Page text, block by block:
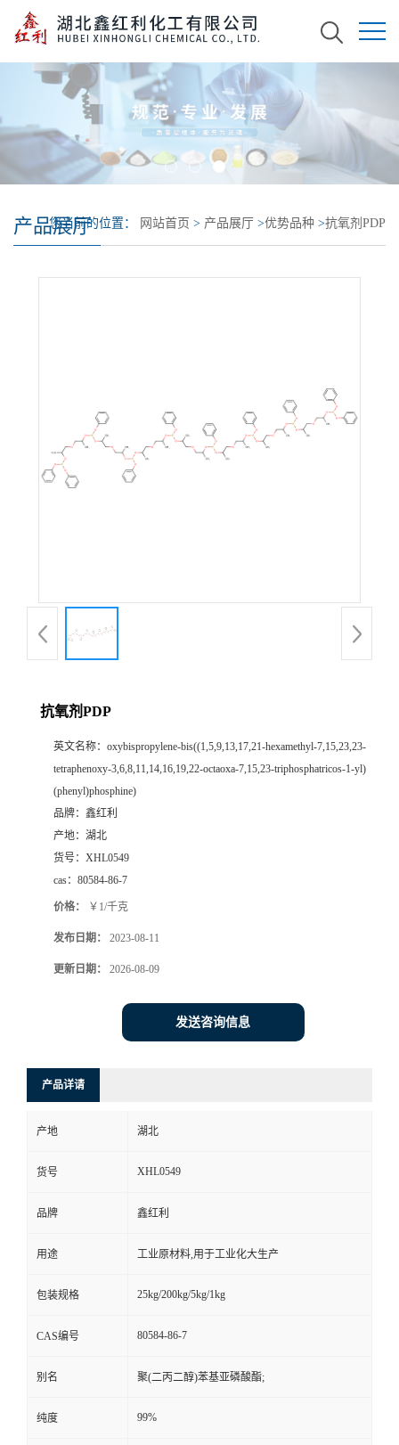
产品展厅
您当前的位置： 网站首页 > 产品展厅 >优势品种 >抗氧剂PDP
抗氧剂PDP
英文名称： oxybispropylene-bis((1,5,9,13,17,21-hexamethyl-7,15,23,23-
tetraphenoxy-3,6,8,11,14,16,19,22-octaoxa-7,15,23-triphosphatricos-1-yl)
(phenyl)phosphine)
品牌： 鑫红利
产地： 湖北
货号： XHL0549
cas： 80584-86-7
价格： ￥1/千克
发布日期： 2023-08-11
更新日期： 2026-08-09
发送咨询信息
产品详请
产地 湖北
货号 XHL0549
品牌 鑫红利
用途 工业原材料,用于工业化大生产
包装规格 25kg/200kg/5kg/1kg
CAS编号 80584-86-7
别名 聚(二丙二醇)苯基亚磷酸酯;
纯度 99%